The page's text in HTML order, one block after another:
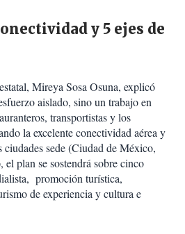
y 5 ejes de
Mireya Sosa Osuna, explicó
aislado, sino un trabajo en
transportistas y los
la excelente conectividad aérea y
ciudades sede (Ciudad de México,
plan se sostendrá sobre cinco
promoción turística,
de experiencia y cultura e